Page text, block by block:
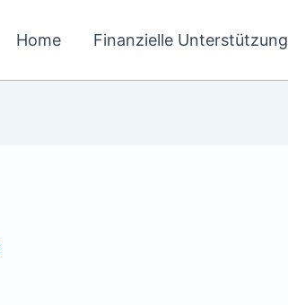
Home Finanzielle Unterstützung